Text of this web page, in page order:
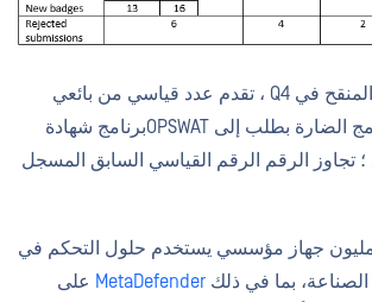
بعد إطلاق برنامجنا المنقح في Q4 ، تقدم عدد قياسي من بائعي
برامج مكافحة البرامج الضارة بطلب إلى OPSWATبرنامج شهادة
تجاوز الرقم الرقم القياسي السابق المسجل
أكثر من 100 مليون جهاز مؤسسي يستخدم حلول التحكم في
بما في ذلك MetaDefender على